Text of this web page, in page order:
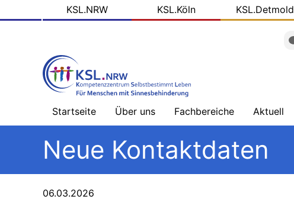
zum
KSLKSL.NRW KSL.Köln KSL.Detmold
Startseite Über uns
Willkommen
Fachbereiche
Sehbehinderung
–
Aktuell
-
Übersicht
Neue Kontaktdaten
06.03.2026